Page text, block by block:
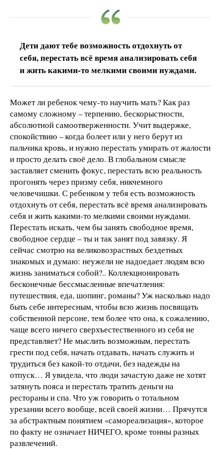
Дети дают тебе возможность отдохнуть от
себя, перестать всё время анализировать себя
и жить какими-то мелкими своими нуждами.
Может ли ребенок чему-то научить мать? Как раз
самому сложному – терпению, бескорыстности,
абсолютной самоотверженности. Учит выдержке,
спокойствию – когда болеет или у него берут из
пальчика кровь, и нужно перестать умирать от жалости
и просто делать своё дело. В глобальном смысле
заставляет сменить фокус, перестать всю реальность
прогонять через призму себя, никчемного
человечишки. С ребенком у тебя есть возможность
отдохнуть от себя, перестать всё время анализировать
себя и жить какими-то мелкими своими нуждами.
Перестать искать, чем бы занять свободное время,
свободное сердце – ты и так занят под завязку. Я
сейчас смотрю на великовозрастных бездетных
знакомых и думаю: неужели не надоедает людям всю
жизнь заниматься собой?.. Коллекционировать
бесконечные бессмысленные впечатления:
путешествия, еда, шопинг, романы? Уж насколько надо
быть себе интересным, чтобы всю жизнь посвящать
собственной персоне, тем более что она, к сожалению,
чаще всего ничего сверхъестественного из себя не
представляет? Не мыслить возможным, перестать
грести под себя, начать отдавать, начать служить и
трудиться без какой-то отдачи, без надежды на
отпуск… Я увидела, что люди зачастую даже не хотят
затянуть пояса и перестать тратить деньги на
рестораны и спа. Что уж говорить о тотальном
урезании всего вообще, всей своей жизни… Прячутся
за абстрактным понятием «самореализация», которое
по факту не означает НИЧЕГО, кроме тонны разных
развлечений.